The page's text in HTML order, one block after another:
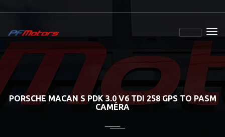
PORSCHE MACAN S PDK 3.0 V6 TDI 258 GPS TO PASM
CAMÉRA